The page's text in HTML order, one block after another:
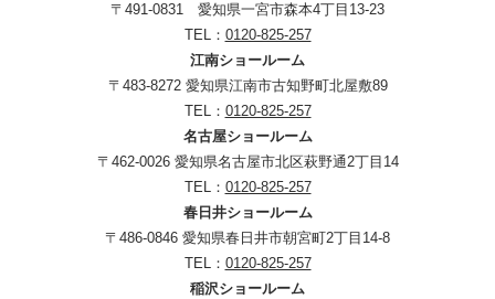
〒491-0831 愛知県一宮市森本4丁目13-23
TEL： 0120-825-257
江南ショールーム
〒483-8272 愛知県江南市古知野町北屋敷89
TEL： 0120-825-257
名古屋ショールーム
〒462-0026 愛知県名古屋市北区萩野通2丁目14
TEL： 0120-825-257
春日井ショールーム
〒486-0846 愛知県春日井市朝宮町2丁目14-8
TEL： 0120-825-257
稲沢ショールーム